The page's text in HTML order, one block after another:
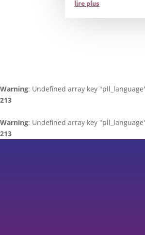
lire plus
Warning: Undefined array key
213
Warning: Undefined array key
213